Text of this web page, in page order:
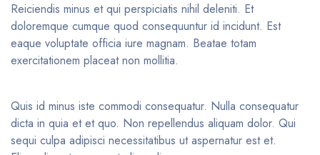
Reiciendis minus et qui perspiciatis nihil deleniti. Et
doloremque cumque quod consequuntur id incidunt. Est
eaque voluptate officia iure magnam. Beatae totam
exercitationem placeat non mollitia.
Quis id minus iste commodi consequatur. Nulla consequatur
dicta in quia et et quo. Non repellendus aliquam dolor. Qui
sequi culpa adipisci necessitatibus ut aspernatur est et.